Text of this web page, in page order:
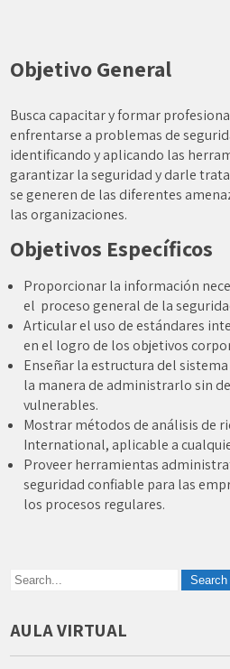
Objetivo General
Busca capacitar y formar
enfrentarse a problemas de
identificando y aplicando las
garantizar la seguridad y darle
se generen de las diferentes
las organizaciones.
Objetivos Específicos
Proporcionar la información
el proceso general de la
Articular el uso de estándares
en el logro de los objetivos
Enseñar la estructura del
la manera de administrarlo sin
vulnerables.
Mostrar métodos de análisis de
International, aplicable a
Proveer herramientas
seguridad confiable para las
los procesos regulares.
AULA VIRTUAL